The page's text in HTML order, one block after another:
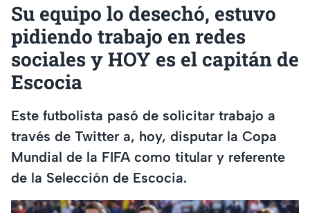
Su equipo lo desechó, estuvo
pidiendo trabajo en redes
sociales y HOY es el capitán de
Escocia
Este futbolista pasó de solicitar trabajo a
través de Twitter a, hoy, disputar la Copa
Mundial de la FIFA como titular y referente
de la Selección de Escocia.